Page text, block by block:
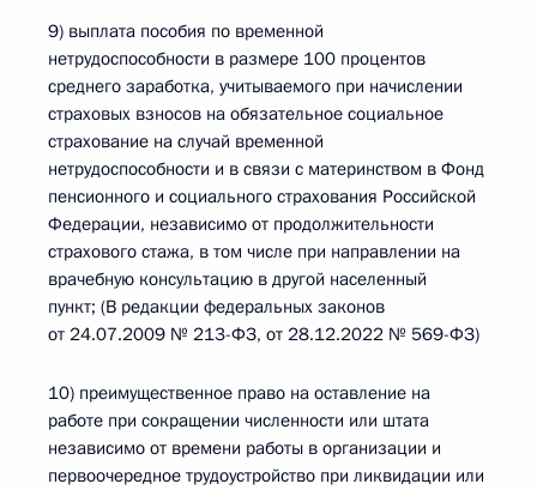
9) выплата пособия по временной
нетрудоспособности в размере 100 процентов
среднего заработка, учитываемого при начислении
страховых взносов на обязательное социальное
страхование на случай временной
нетрудоспособности и в связи с материнством в Фонд
пенсионного и социального страхования Российской
Федерации, независимо от продолжительности
страхового стажа, в том числе при направлении на
врачебную консультацию в другой населенный
пункт; (В редакции федеральных законов
от 24.07.2009 № 213-ФЗ, от 28.12.2022 № 569-ФЗ)
10) преимущественное право на оставление на
работе при сокращении численности или штата
независимо от времени работы в организации и
первоочередное трудоустройство при ликвидации или